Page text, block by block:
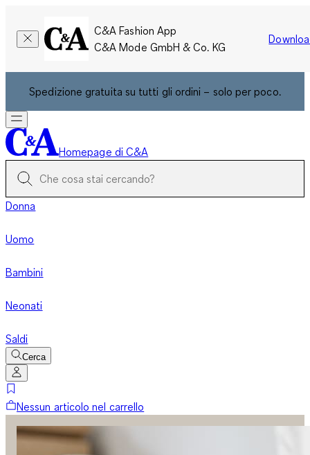
C&A Fashion App
C&A Mode GmbH & Co. KG
Spedizione gratuita su tutti gli ordini – solo per poco.
Homepage di C&A
Donna
Uomo
Bambini
Neonati
Saldi
Cerca
Nessun articolo nel carrello